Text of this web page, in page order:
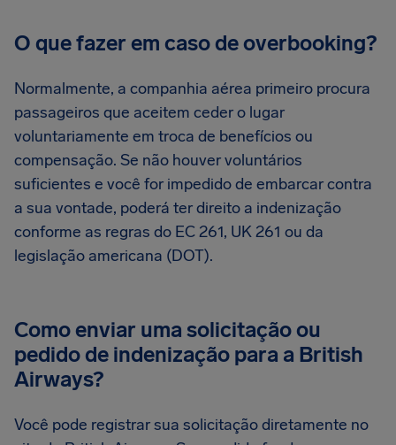
O que fazer em caso de overbooking?
Normalmente, a companhia aérea primeiro procura
passageiros que aceitem ceder o lugar
voluntariamente em troca de benefícios ou
compensação. Se não houver voluntários
suficientes e você for impedido de embarcar contra
a sua vontade, poderá ter direito a indenização
conforme as regras do EC 261, UK 261 ou da
legislação americana (DOT).
Como enviar uma solicitação ou
pedido de indenização para a British
Airways?
Você pode registrar sua solicitação diretamente no